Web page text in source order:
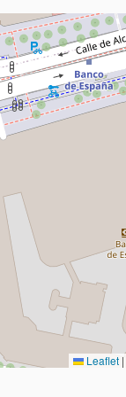
Leaflet |